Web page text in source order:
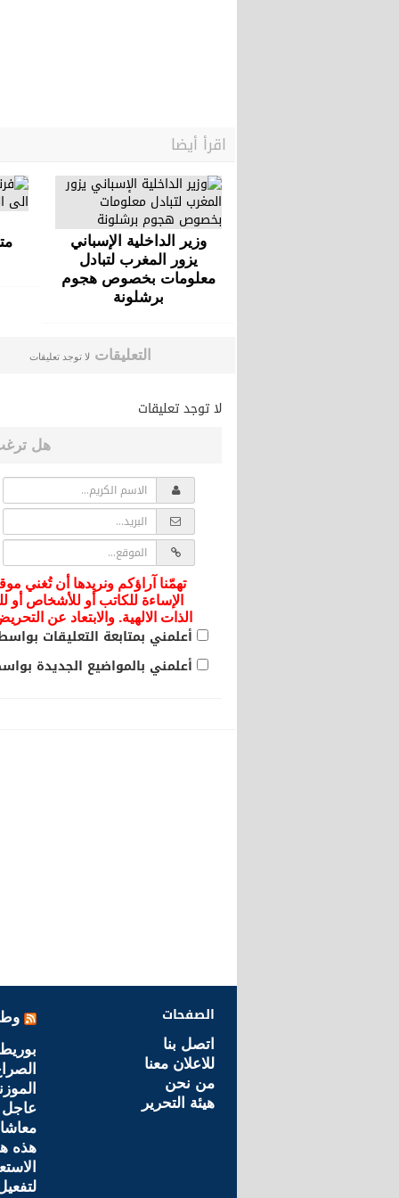
اقرأ أيضا
وزير الداخلية الإسباني
يزور المغرب لتبادل
معلومات بخصوص هجوم
برشلونة
التعليقات لا توجد تعليقات
لا توجد تعليقات
هل
تهمّنا آراؤكم ونريدها أن تُغني
الإساءة للكاتب أو للأشخاص أو
الذات الالهية. والابتعاد عن
أعلمني بمتابعة التعليقات
أعلمني بالمواضيع الجديدة
الصفحات
اتصل بنا
للاعلان معنا
من نحن
هيئة التحرير
هذه